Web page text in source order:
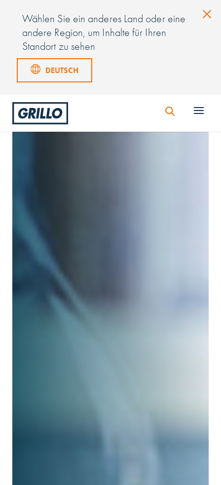
Wählen Sie ein anderes Land oder eine
andere Region, um Inhalte für Ihren
Standort zu sehen
DEUTSCH